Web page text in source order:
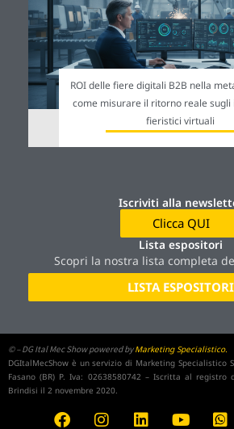
ROI delle fiere digitali B2B nella
come misurare il ritorno reale sugli
fieristici virtuali
Iscriviti alla
Clicca QUI
Lista espositori
Scopri la nostra lista completa
LISTA ESPOSITORI
©– DG Ital Mec Show powered byMarketing Specialistico.
DGItalMecShow è un servizio di Marketing Specialistico
Fasano (BR) P. Iva: 02638580742 – Iscritta al
Brindisi il 2 novembre 2020.
F I L Y W